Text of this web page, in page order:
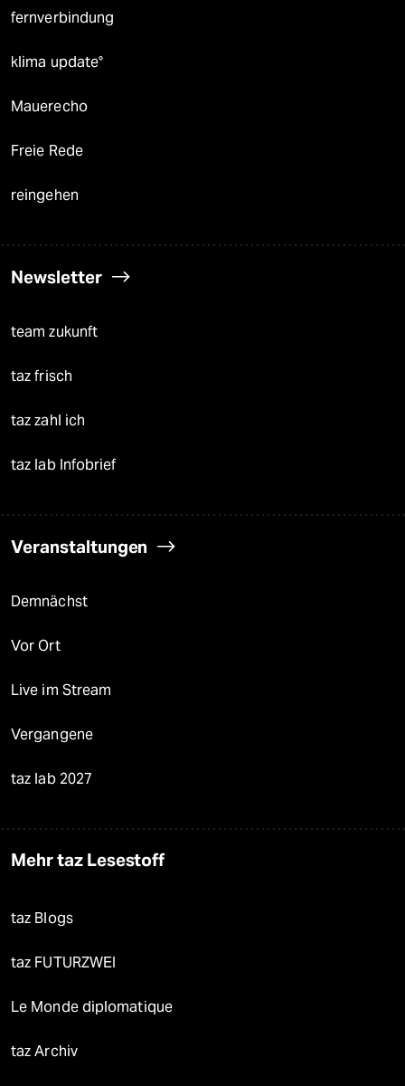
fernverbindung
klima update°
Mauerecho
Freie Rede
reingehen
Newsletter
team zukunft
taz frisch
taz zahl ich
taz lab Infobrief
Veranstaltungen
Demnächst
Vor Ort
Live im Stream
Vergangene
taz lab 2027
Mehr taz Lesestoff
taz Blogs
taz FUTURZWEI
Le Monde diplomatique
taz Archiv